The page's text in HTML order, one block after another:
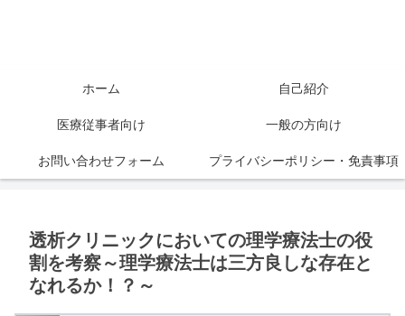
ホーム 自己紹介
医療従事者向け 一般の方向け
お問い合わせフォーム プライバシーポリシー・免責事項
透析クリニックにおいての理学療法士の役
割を考察～理学療法士は三方良しな存在と
なれるか！？～